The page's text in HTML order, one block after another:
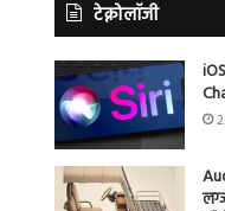
टेक्नोलॉजी